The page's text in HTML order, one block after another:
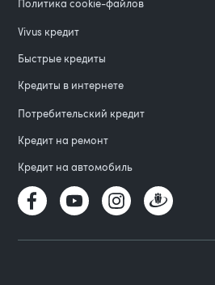
Политика cookie-файлов
Vivus кредит
Быстрые кредиты
Кредиты в интернете
Потребительский кредит
Кредит на ремонт
Кредит на автомобиль